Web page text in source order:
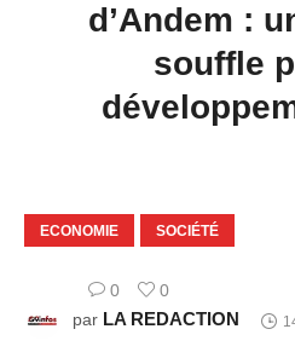
d’Andem :
souffle
ECONOMIE SOCIÉTÉ
0
0
par LA REDACTION